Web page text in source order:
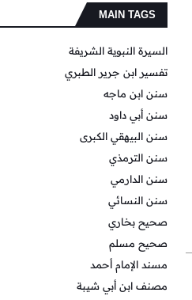
MAIN TAGS
السيرة النبوية الشريفة
تفسير ابن جرير الطبري
سنن ابن ماجه
سنن أبي داود
سنن البيهقي الكبرى
سنن الترمذي
سنن الدارمي
سنن النسائي
صحيح بخاري
صحيح مسلم
مسند الإمام أحمد
مصنف ابن أبي شيبة